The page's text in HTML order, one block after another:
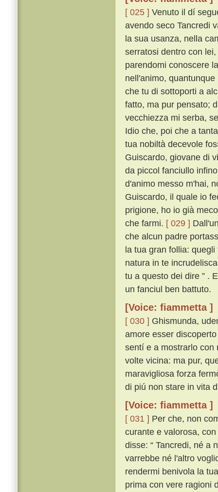
[ 025 ] Venuto il dí
avendo seco Tancredi
la sua usanza, nella
serratosi dentro con
parendomi conoscere
nell'animo,
che tu di sottoporti a
fatto, ma pur pensato;
vecchiezza mi serba,
Idio che, poi che a
tua nobiltà decevole
Guiscardo, giovane di
da piccol fanciullo
d'animo messo m'hai,
Guiscardo, il quale io
prigione, ho io già
che farmi. [ 029 ]
che alcun padre
la tua gran follia:
natura in te
tu a questo dei dire ” .
un fanciul ben battuto.
[Voice: fiammetta ]
[ 030 ] Ghismunda,
amore esser
sentí e a mostrarlo con
volte vicina: ma pur,
maravigliosa forza
di piú non stare in vita
[Voice: fiammetta ]
[ 031 ] Per che, non
curante e valorosa,
disse: “ Tancredi, né a
varrebbe né l'altro
rendermi benivola la
prima con vere ragioni